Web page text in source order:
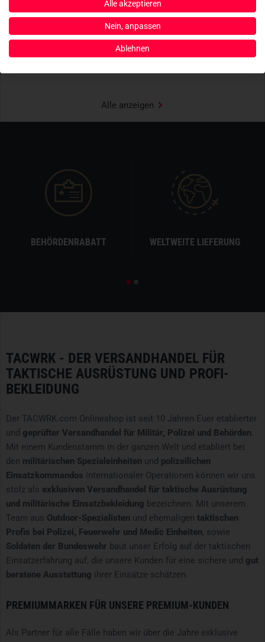
Alle anzeigen
BEHÖRDENRABATT WELTWEITE LIEFERUNG
TACWRK - DER VERSANDHANDEL FÜR
TAKTISCHE AUSRÜSTUNG UND PROFI-
BEKLEIDUNG
Der TACWRK.com Onlineshop ist seit 10 Jahren Euer etablierter
und geprüfter Versandhandel für Militär, Polizei und Behörden
Mit einem Kundenstamm in der ganzen Welt und etabliert bei
den militärischen Spezialeinheiten und polizeilichen
Einsatzkommandos internationaler Operationen können wir uns
stolz als exklusiven Versandhandel für taktische Ausrüstung
und militärische Einsatzbekleidung bezeichnen. Mit unserem
Team aus Outdoor-Spezialisten und ehemaligen taktischen
Profis bei Polizei, Feuerwehr und Medic Einheiten, sowie
Soldaten der Bundeswehr baut unser Erfolg auf der taktischen
Einsatzerfahrung auf, die unsere Kunden für eine sichere und gut
beratene Ausstattung ihrer Einsätze schätzen.
PREMIUMMARKEN FÜR UNSERE PREMIUM-KUNDEN
Als Partner für alle Fälle haben wir über die Jahre exklusive
Alle akzeptieren
Nein, anpassen
Ablehnen